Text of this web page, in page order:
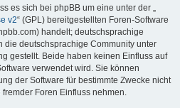
es sich bei phpBB um eine unter der „
v2“ (GPL) bereitgestellten Foren-Software
handelt; deutschsprachige
die deutschsprachige Community unter
gestellt. Beide haben keinen Einfluss auf
verwendet wird. Sie können
der Software für bestimmte Zwecke nicht
Foren Einfluss nehmen.